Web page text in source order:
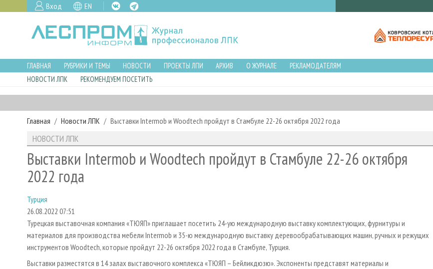
Вход EN
ГЛАВНАЯ РУБРИКИ И ТЕМЫ НОВОСТИ ПРОЕКТЫ ЛПИ АРХИВ О ЖУРНАЛЕ
РЕКЛАМОДАТЕЛЯМ
НОВОСТИ ЛПК
РЕКОМЕНДУЕМ ПОСЕТИТЬ
Главная Новости ЛПК Выставки Intermob и Woodtech пройдут в Стамбуле 22-26 октября 2022 года
НОВОСТИ ЛПК
Выставки Intermob и Woodtech пройдут в Стамбуле 22-26 октября
2022 года
Турция
26.08.2022 07:51
Турецкая выставочная компания «ТЮЯП» приглашает посетить 24-ую международную выставку комплектующих, фурнитуры и
материалов для производства мебели Intermob и 35-ю международную выставку деревообрабатывающих машин, ручных и режущих
инструментов Woodtech, которые пройдут 22-26 октября 2022 года в Стамбуле, Турция.
Выставки разместятся в 14 залах выставочного комплекса «ТЮЯП – Бейликдюзю». Экспоненты представят материалы и